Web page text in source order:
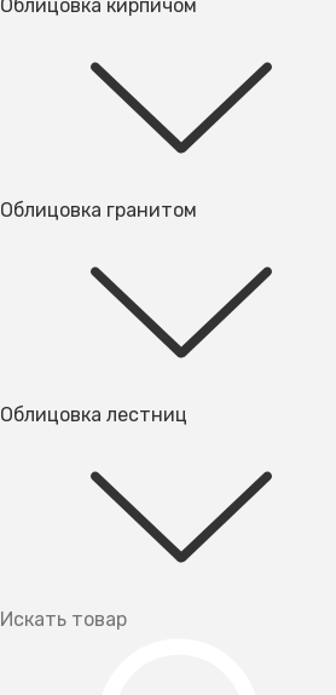
Облицовка кирпичом
Облицовка гранитом
Облицовка лестниц